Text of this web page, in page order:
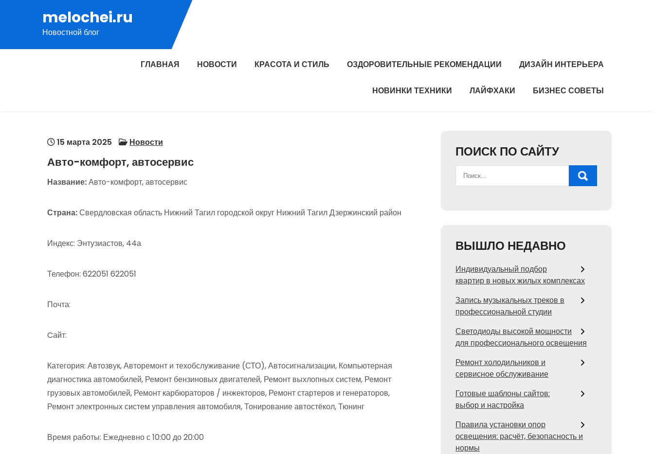
содержимому
melochei.ru
Новостной блог
ГЛАВНАЯ НОВОСТИ КРАСОТА И СТИЛЬ ОЗДОРОВИТЕЛЬНЫЕ РЕКОМЕНДАЦИИ ДИЗАЙН ИНТЕРЬЕРА
НОВИНКИ ТЕХНИКИ ЛАЙФХАКИ БИЗНЕС СОВЕТЫ
15 марта 2025 Новости
Авто-комфорт, автосервис
Название:Авто-комфорт, автосервис
Страна:Свердловская область Нижний Тагил городской округ Нижний Тагил Дзержинский район
Индекс: Энтузиастов, 44а
Телефон: 622051 622051
Почта:
Cайт:
Категория: Автозвук, Авторемонт и техобслуживание (СТО), Автосигнализации, Компьютерная
диагностика автомобилей, Ремонт бензиновых двигателей, Ремонт выхлопных систем, Ремонт
грузовых автомобилей, Ремонт карбюраторов / инжекторов, Ремонт стартеров и генераторов,
Ремонт электронных систем управления автомобиля, Тонирование автостёкол, Тюнинг
Время работы: Ежедневно с 10:00 до 20:00
ПОИСК ПО САЙТУ
ВЫШЛО НЕДАВНО
Индивидуальный подбор
квартир в новых жилых комплексах
Запись музыкальных треков в
профессиональной студии
Светодиоды высокой мощности
для профессионального освещения
Ремонт холодильников и
сервисное обслуживание
Готовые шаблоны сайтов:
выбор и настройка
Правила установки опор
освещения: расчёт, безопасность и
нормы